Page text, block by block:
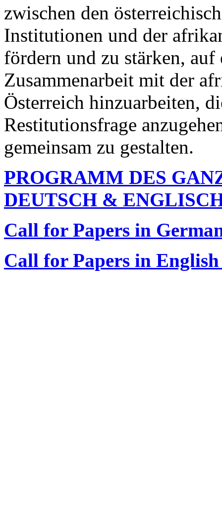
zwischen den
Institutionen und der
fördern und zu stärken,
Zusammenarbeit mit der
Österreich hinzuarbeiten,
Restitutionsfrage
gemeinsam zu gestalten.
PROGRAMM DES
DEUTSCH &
Call for Papers in
Call for Papers in